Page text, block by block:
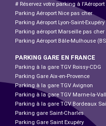
# Réservez votre parking à
Parking Aéroport Nice pas cher
Parking Aéroport Lyon-Saint-Exupéry
Parking aéroport Marseille pas cher
Parking Aéroport Bâle-Mulhouse
PARKING GARE EN FRANCE
Parking à la gare TGV Roissy-CDG
Parking Gare Aix-en-Provence
Parking à la gare TGV Avignon
Parking à la gare TGV Marne-la-
Parking à la gare TGV Bordeaux
Parking gare Saint-Charles
Parking Gare Saint Exupéry